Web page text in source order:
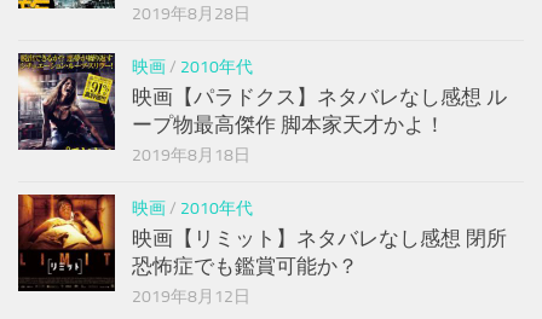
2019年8月28日
映画/ 2010年代
映画【パラドクス】ネタバレなし感想 ル
ープ物最高傑作 脚本家天才かよ！
2019年8月18日
映画/ 2010年代
映画【リミット】ネタバレなし感想 閉所
恐怖症でも鑑賞可能か？
2019年8月12日